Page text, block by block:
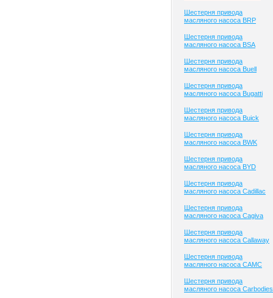
Шестерня привода
масляного насоса BRP
Шестерня привода
масляного насоса BSA
Шестерня привода
масляного насоса Buell
Шестерня привода
масляного насоса Bugatti
Шестерня привода
масляного насоса Buick
Шестерня привода
масляного насоса BWK
Шестерня привода
масляного насоса BYD
Шестерня привода
масляного насоса Cadillac
Шестерня привода
масляного насоса Cagiva
Шестерня привода
масляного насоса Callaway
Шестерня привода
масляного насоса CAMC
Шестерня привода
масляного насоса Carbodies